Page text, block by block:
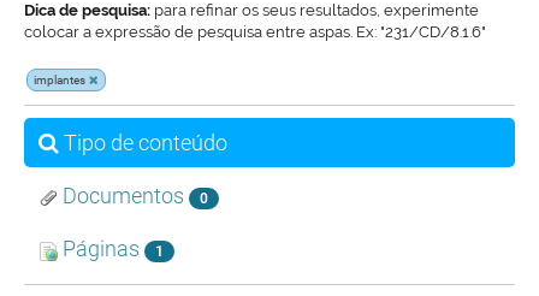
Dica de pesquisa: para refinar os seus resultados, experimente
colocar a expressão de pesquisa entre aspas. Ex: "231/CD/8.1.6"
implantes
Tipo de conteúdo
Documentos 0
Páginas 1